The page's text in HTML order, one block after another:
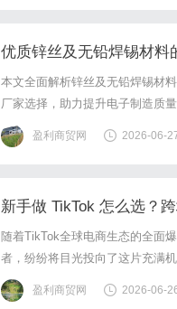
优质锌丝及无铅焊锡材料
本文全面解析锌丝及无铅焊锡材
厂家选择，助力提升电子制造质量
盈利商贸网 2026-06-
新手做 TikTok 怎么选？
随着TikTok全球电商生态的全面
者，纷纷将目光投向了这片充满
带货和达人建联，后端的资金安
对市场上五花八门的跨境收付工
盈利商贸网 2026-06-